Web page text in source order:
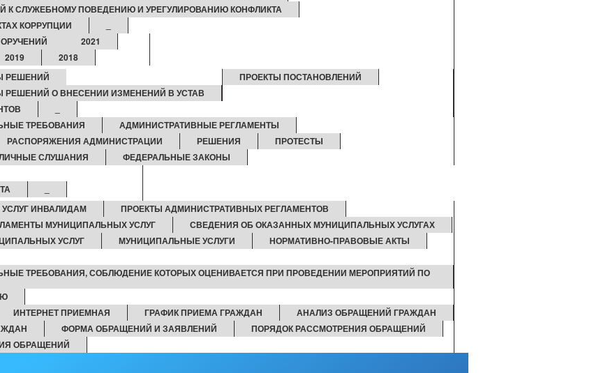
СЛУЖЕБНОМУ ПОВЕДЕНИЮ И УРЕГУЛИРОВАНИЮ КОНФЛИКТА
КОРРУПЦИИ
2021
2019
2018
РЕШЕНИЙ
РЕШЕНИЙ О ВНЕСЕНИИ ИЗМЕНЕНИЙ В УСТАВ
ПРОЕКТЫ ПОСТАНОВЛЕНИЙ
ТРЕБОВАНИЯ
АДМИНИСТРАТИВНЫЕ РЕГЛАМЕНТЫ
РАСПОРЯЖЕНИЯ АДМИНИСТРАЦИИ РЕШЕНИЯ
ПРОТЕСТЫ
СЛУШАНИЯ ФЕДЕРАЛЬНЫЕ ЗАКОНЫ
ИНВАЛИДАМ
ПРОЕКТЫ АДМИНИСТРАТИВНЫХ РЕГЛАМЕНТОВ
МУНИЦИПАЛЬНЫХ УСЛУГ
СВЕДЕНИЯ ОБ ОКАЗАННЫХ МУНИЦИПАЛЬНЫХ УСЛУГАХ
УСЛУГ
МУНИЦИПАЛЬНЫЕ УСЛУГИ
НОРМАТИВНО-ПРАВОВЫЕ АКТЫ
ТРЕБОВАНИЯ, СОБЛЮДЕНИЕ КОТОРЫХ ОЦЕНИВАЕТСЯ ПРИ ПРОВЕДЕНИИ МЕРОПРИЯТИЙ ПО
ИНТЕРНЕТ ПРИЕМНАЯ ГРАФИК ПРИЕМА ГРАЖДАН
АНАЛИЗ ОБРАЩЕНИЙ ГРАЖДАН
ФОРМА ОБРАЩЕНИЙ И ЗАЯВЛЕНИЙ
ПОРЯДОК РАССМОТРЕНИЯ ОБРАЩЕНИЙ
ОБРАЩЕНИЙ